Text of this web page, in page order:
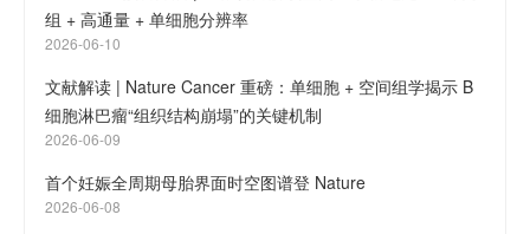
组 + 高通量 + 单细胞分辨率
2026-06-10
文献解读 | Nature Cancer 重磅：单细胞 + 空间组学揭示 B
细胞淋巴瘤“组织结构崩塌”的关键机制
2026-06-09
首个妊娠全周期母胎界面时空图谱登 Nature
2026-06-08